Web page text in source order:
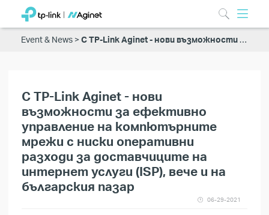
Event & News С TP-Link Aginet - нови възможности за ефективно управление на компютърните мрежи с ниски оперативни разходи за доставчиците на интернет услуги (ISP), вече и на българския пазар
С TP-Link Aginet - нови
възможности за ефективно
управление на компютърните
мрежи с ниски оперативни
разходи за доставчиците на
интернет услуги (ISP), вече и на
българския пазар
06-29-2021